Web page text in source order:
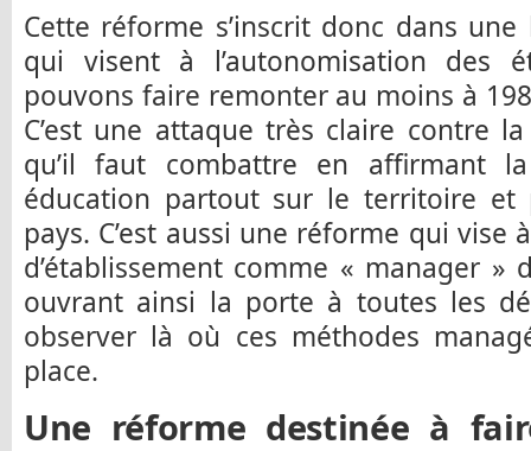
Cette réforme s’inscrit donc dans
qui visent à l’autonomisation des
pouvons faire remonter au moins à
C’est une attaque très claire contre
qu’il faut combattre en affirmant la
éducation partout sur le territoire
pays. C’est aussi une réforme qui
d’établissement comme « manager »
ouvrant ainsi la porte à toutes les
observer là où ces méthodes
place.
Une réforme destinée à